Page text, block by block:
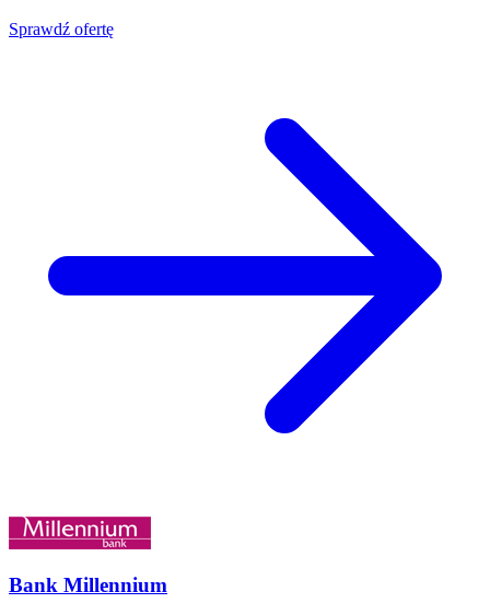
Sprawdź ofertę
Bank Millennium